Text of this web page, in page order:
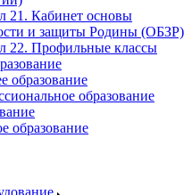
21. Кабинет основы
и защиты Родины (ОБЗР)
22. Профильные классы
образование
образование
образование